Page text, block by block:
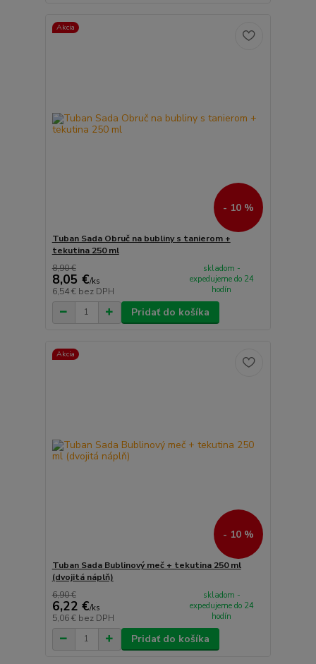
Akcia
- 10 %
Tuban Sada Obruč na bubliny s tanierom +
tekutina 250 ml
8,90 €
8,05 €/ks
6,54 € bez DPH
skladom -
expedujeme do 24
hodín
Pridať do košíka
Akcia
- 10 %
Tuban Sada Bublinový meč + tekutina 250 ml
(dvojitá náplň)
6,90 €
6,22 €/ks
5,06 € bez DPH
skladom -
expedujeme do 24
hodín
Pridať do košíka